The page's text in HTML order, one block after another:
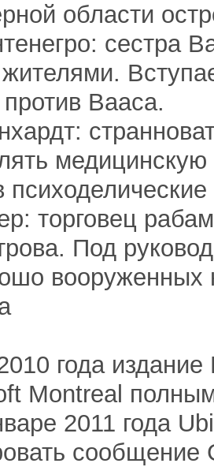
области
сестра
Вааса.
торговец
Под
вооруженных
года
Montreal
2011 года
сообщение